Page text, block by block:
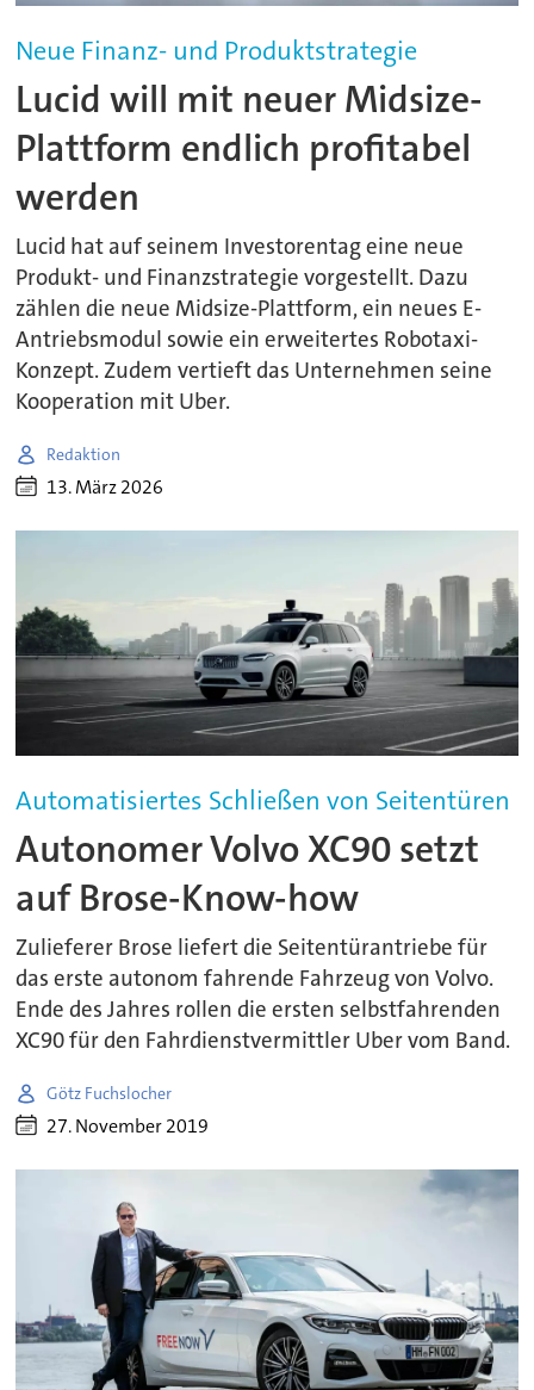
Neue Finanz- und Produktstrategie
Lucid will mit neuer Midsize-
Plattform endlich profitabel
werden
Lucid hat auf seinem Investorentag eine neue
Produkt- und Finanzstrategie vorgestellt. Dazu
zählen die neue Midsize-Plattform, ein neues E-
Antriebsmodul sowie ein erweitertes Robotaxi-
Konzept. Zudem vertieft das Unternehmen seine
Kooperation mit Uber.
Redaktion
13. März 2026
Automatisiertes Schließen von Seitentüren
Autonomer Volvo XC90 setzt
auf Brose-Know-how
Zulieferer Brose liefert die Seitentürantriebe für
das erste autonom fahrende Fahrzeug von Volvo.
Ende des Jahres rollen die ersten selbstfahrenden
XC90 für den Fahrdienstvermittler Uber vom Band.
Götz Fuchslocher
27. November 2019